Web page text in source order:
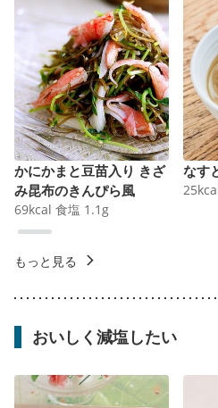
かにかまと豆苗入り きざ
み昆布のきんぴら風
69kcal 食塩 1.1 g
なす
25
もっと見る
おいしく減塩したい